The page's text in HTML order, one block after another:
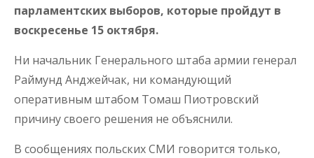
парламентских выборов, которые пройдут в
воскресенье 15 октября.
Ни начальник Генерального штаба армии генерал
Раймунд Анджейчак, ни командующий
оперативным штабом Томаш Пиотровский
причину своего решения не объяснили.
В сообщениях польских СМИ говорится только,